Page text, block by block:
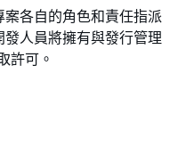
各自的角色和責任指派
人員將擁有與發行管理
許可。